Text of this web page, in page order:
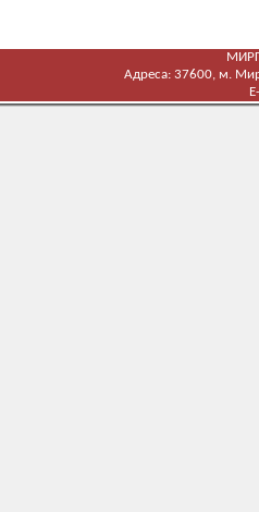
Адреса: 37600, м.